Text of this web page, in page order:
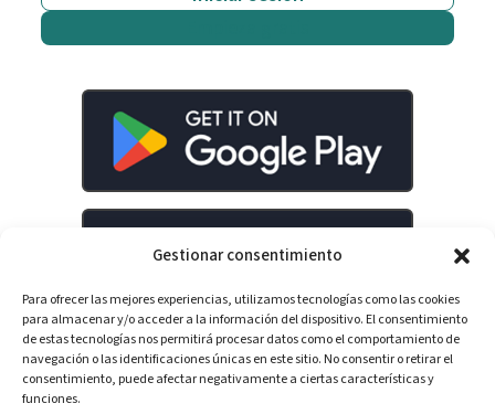
Gestionar consentimiento
Para ofrecer las mejores experiencias, utilizamos tecnologías como las cookies
para almacenar y/o acceder a la información del dispositivo. El consentimiento
de estas tecnologías nos permitirá procesar datos como el comportamiento de
navegación o las identificaciones únicas en este sitio. No consentir o retirar el
consentimiento, puede afectar negativamente a ciertas características y
funciones.